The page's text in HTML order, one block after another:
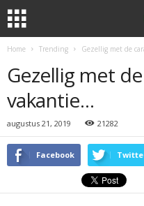
Home Trending Gezellig met de
Gezellig met
vakantie…
augustus 21, 2019 21282
Facebook